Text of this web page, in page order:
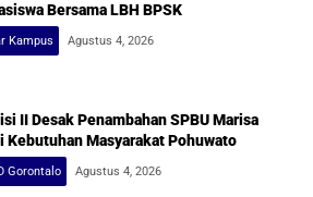
Bersama LBH BPSK
Kampus Agustus 4, 2026
II Desak Penambahan SPBU Marisa
Kebutuhan Masyarakat Pohuwato
Gorontalo Agustus 4, 2026